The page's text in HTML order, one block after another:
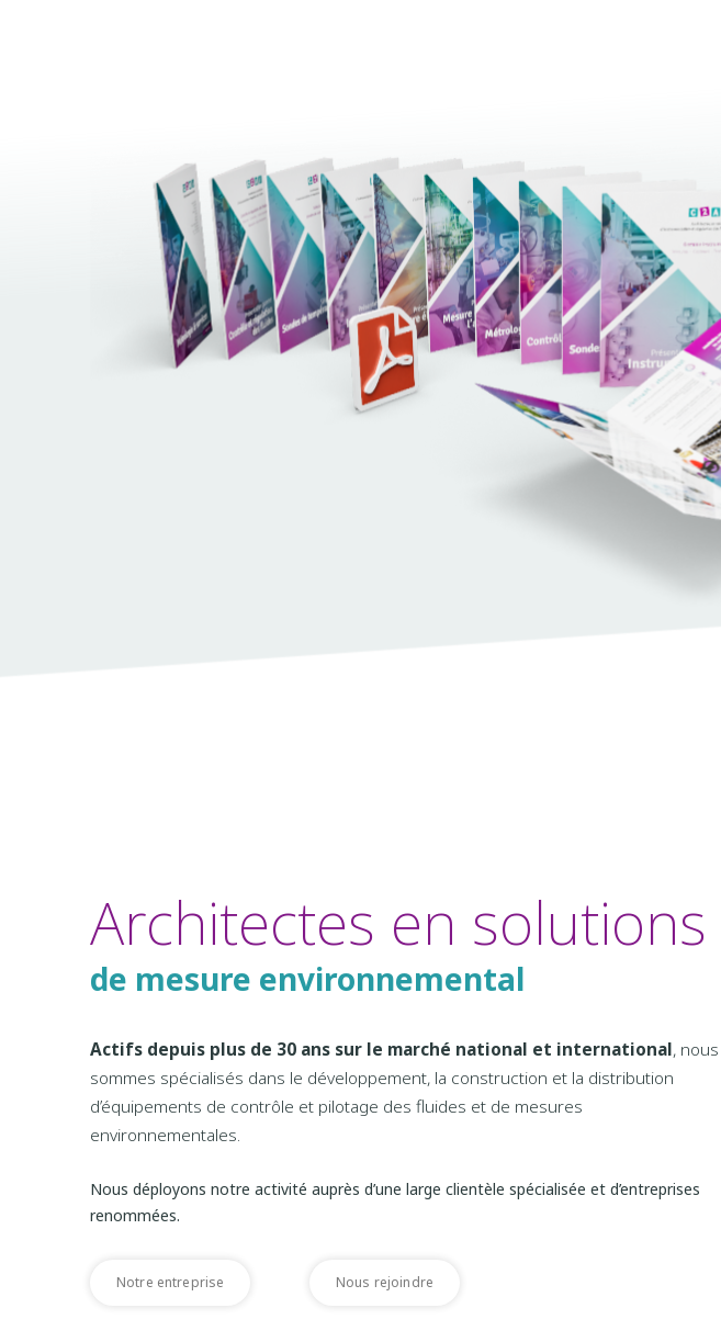
Architectes en solutions
de mesure environnementale
Actifs depuis plus de 30 ans sur le marché national et international, nous
sommes spécialisés dans le développement, la construction et la distribution
d’équipements de contrôle et pilotage des fluides et de mesures
environnementales.
Nous déployons notre activité auprès d’une large clientèle spécialisée et d’entreprises
renommées.
Notre entreprise Nous rejoindre